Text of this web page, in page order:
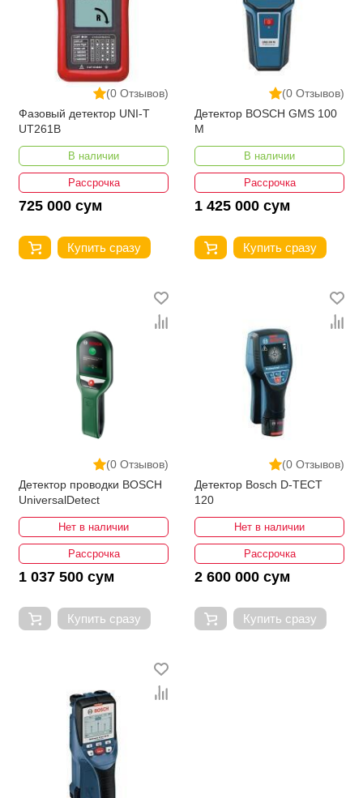
(0 Отзывов)
Фазовый детектор UNI-T
UT261B
В наличии
Рассрочка
725 000 сум
Купить сразу
(0 Отзывов)
Детектор BOSCH GMS 100
M
В наличии
Рассрочка
1 425 000 сум
Купить сразу
(0 Отзывов)
Детектор проводки BOSCH
UniversalDetect
Нет в наличии
Рассрочка
1 037 500 сум
Купить сразу
(0 Отзывов)
Детектор Bosch D-TECT
120
Нет в наличии
Рассрочка
2 600 000 сум
Купить сразу